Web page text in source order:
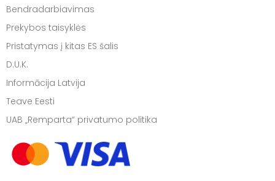
Bendradarbiavimas
Prekybos taisyklės
Pristatymas į kitas ES šalis
D.U.K.
Informācija Latvija
Teave Eesti
UAB „Remparta“ privatumo politika